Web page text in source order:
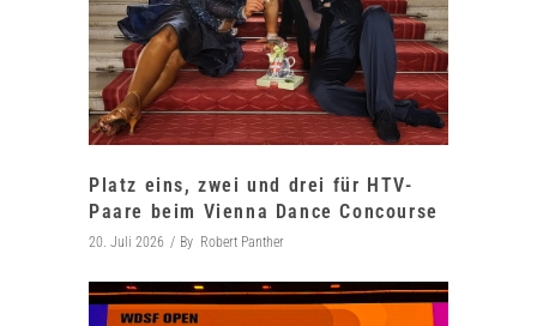
Platz eins, zwei und drei für HTV-
Paare beim Vienna Dance Concourse
20. Juli 2026 By Robert Panther